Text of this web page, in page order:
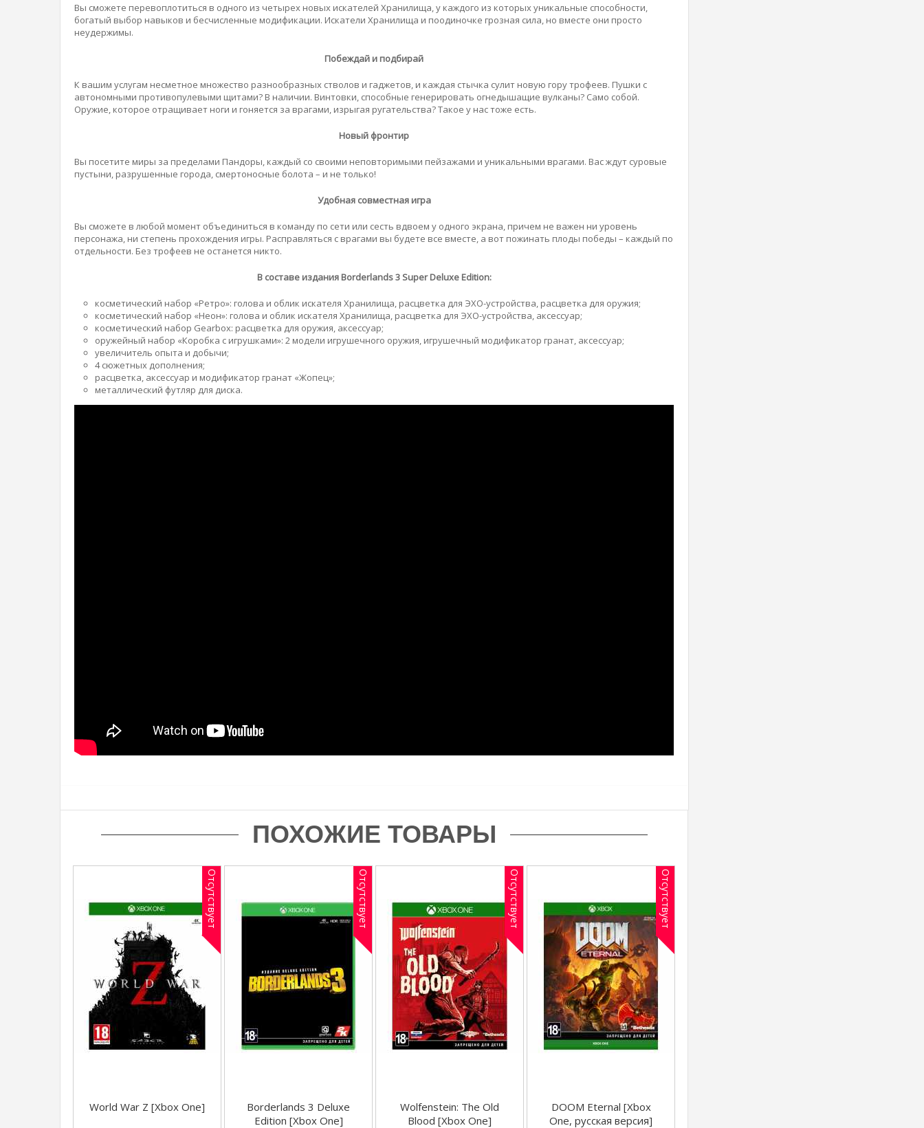
Вы сможете перевоплотиться в одного из четырех новых искателей Хранилища, у каждого из которых уникальные способности,
богатый выбор навыков и бесчисленные модификации. Искатели Хранилища и поодиночке грозная сила, но вместе они просто
неудержимы.
Побеждай и подбирай
К вашим услугам несметное множество разнообразных стволов и гаджетов, и каждая стычка сулит новую гору трофеев. Пушки с
автономными противопулевыми щитами? В наличии. Винтовки, способные генерировать огнедышащие вулканы? Само собой.
Оружие, которое отращивает ноги и гоняется за врагами, изрыгая ругательства? Такое у нас тоже есть.
Новый фронтир
Вы посетите миры за пределами Пандоры, каждый со своими неповторимыми пейзажами и уникальными врагами. Вас ждут суровые
пустыни, разрушенные города, смертоносные болота – и не только!
Удобная совместная игра
Вы сможете в любой момент объединиться в команду по сети или сесть вдвоем у одного экрана, причем не важен ни уровень
персонажа, ни степень прохождения игры. Расправляться с врагами вы будете все вместе, а вот пожинать плоды победы – каждый по
отдельности. Без трофеев не останется никто.
В составе издания Borderlands 3 Super Deluxe Edition:
косметический набор «Ретро»: голова и облик искателя Хранилища, расцветка для ЭХО-устройства, расцветка для оружия;
косметический набор «Неон»: голова и облик искателя Хранилища, расцветка для ЭХО-устройства, аксессуар;
косметический набор Gearbox: расцветка для оружия, аксессуар;
оружейный набор «Коробка с игрушками»: 2 модели игрушечного оружия, игрушечный модификатор гранат, аксессуар;
увеличитель опыта и добычи;
4 сюжетных дополнения;
расцветка, аксессуар и модификатор гранат «Жопец»;
металлический футляр для диска.
ПОХОЖИЕ ТОВАРЫ
Отсутствует
World War Z [Xbox One]
Отсутствует
Borderlands 3 Deluxe
Edition [Xbox One]
Отсутствует
Wolfenstein: The Old
Blood [Xbox One]
Отсутствует
DOOM Eternal [Xbox
One, русская версия]